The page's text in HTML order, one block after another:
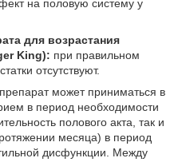
на половую систему у
для возрастания
King): при правильном
отсутствуют.
может приниматься в
в период необходимости
полового акта, так и
месяца) в период
дисфункции. Между